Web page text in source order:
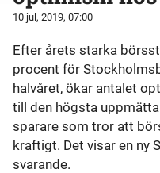
10 jul, 2019, 07:00
Efter årets starka
procent för
halvåret, ökar antalet
till den högsta
sparare som tror att
kraftigt. Det visar en ny
svarande.